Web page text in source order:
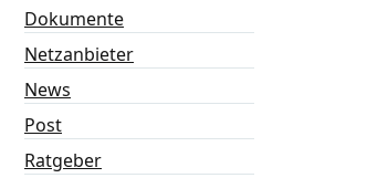
Dokumente
Netzanbieter
News
Post
Ratgeber